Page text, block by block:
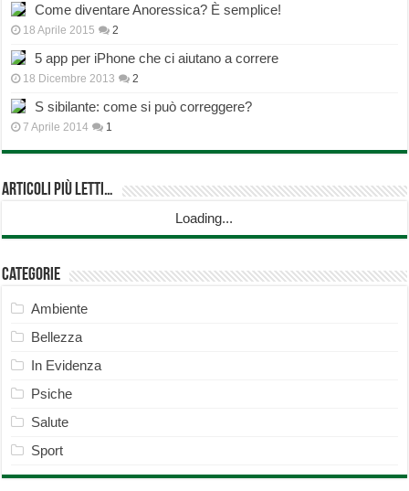
Come diventare Anoressica? È semplice!
18 Aprile 2015 2
5 app per iPhone che ci aiutano a correre
18 Dicembre 2013 2
S sibilante: come si può correggere?
7 Aprile 2014 1
Articoli più Letti…
Loading...
Categorie
Ambiente
Bellezza
In Evidenza
Psiche
Salute
Sport